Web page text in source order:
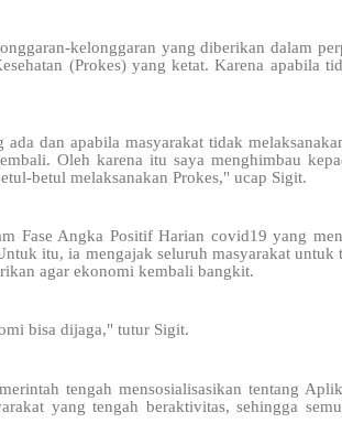
kelonggaran yang diberikan dalam
(Prokes) yang ketat. Karena apabila
dan apabila masyarakat tidak
Oleh karena itu saya menghimbau
betul melaksanakan Prokes," ucap Sigit.
Fase Angka Positif Harian covid19 yang
itu, ia mengajak seluruh masyarakat untuk
agar ekonomi kembali bangkit.
bisa dijaga," tutur Sigit.
tengah mensosialisasikan tentang
yang tengah beraktivitas, sehingga